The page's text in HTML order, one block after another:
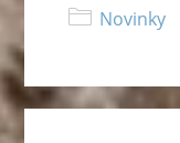
Novinky